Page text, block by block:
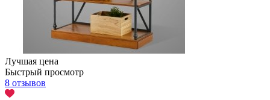
Лучшая цена
Быстрый просмотр
8 отзывов